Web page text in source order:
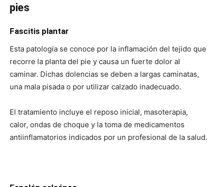
pies
Fascitis plantar
Esta patología se conoce por la inflamación del tejido que
recorre la planta del pie y causa un fuerte dolor al
caminar. Dichas dolencias se deben a largas caminatas,
una mala pisada o por utilizar calzado inadecuado.
El tratamiento incluye el reposo inicial, masoterapia,
calor, ondas de choque y la toma de medicamentos
antiinflamatorios indicados por un profesional de la salud.